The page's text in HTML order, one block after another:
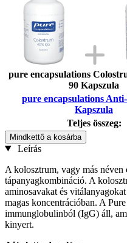
pure encapsulations
90 Kapszula
pure encapsulations
Kapszula
Teljes összeg:
Mindkettő a kosárba
Leírás
A kolosztrum, vagy más néven
tápanyagkombináció. A
aminosavakat és
magas koncentrációban. A
immunglobulinból (IgG) áll,
kinyert.